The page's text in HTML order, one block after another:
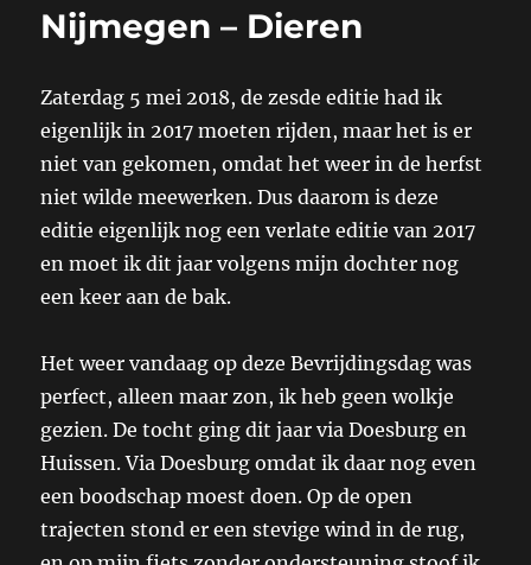
Nijmegen – Dieren
Zaterdag 5 mei 2018, de zesde editie had ik
eigenlijk in 2017 moeten rijden, maar het is er
niet van gekomen, omdat het weer in de herfst
niet wilde meewerken. Dus daarom is deze
editie eigenlijk nog een verlate editie van 2017
en moet ik dit jaar volgens mijn dochter nog
een keer aan de bak.
Het weer vandaag op deze Bevrijdingsdag was
perfect, alleen maar zon, ik heb geen wolkje
gezien. De tocht ging dit jaar via Doesburg en
Huissen. Via Doesburg omdat ik daar nog even
een boodschap moest doen. Op de open
trajecten stond er een stevige wind in de rug,